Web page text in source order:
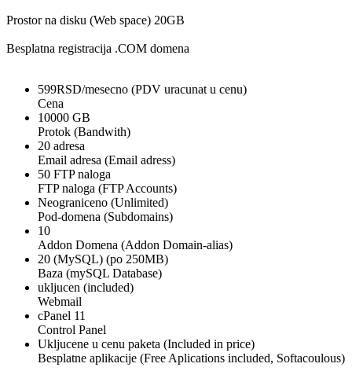
Prostor na disku (Web space) 20GB
Besplatna registracija .COM domena
599RSD/mesecno (PDV uracunat u cenu)
Cena
10000 GB
Protok (Bandwith)
20 adresa
Email adresa (Email adress)
50 FTP naloga
FTP naloga (FTP Accounts)
Neograniceno (Unlimited)
Pod-domena (Subdomains)
10
Addon Domena (Addon Domain-alias)
20 (MySQL) (po 250MB)
Baza (mySQL Database)
ukljucen (included)
Webmail
cPanel 11
Control Panel
Ukljucene u cenu paketa (Included in price)
Besplatne aplikacije (Free Aplications included, Softacoulous)